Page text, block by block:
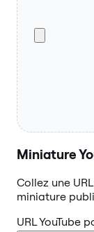
Miniature
Collez une
miniature
URL YouTube